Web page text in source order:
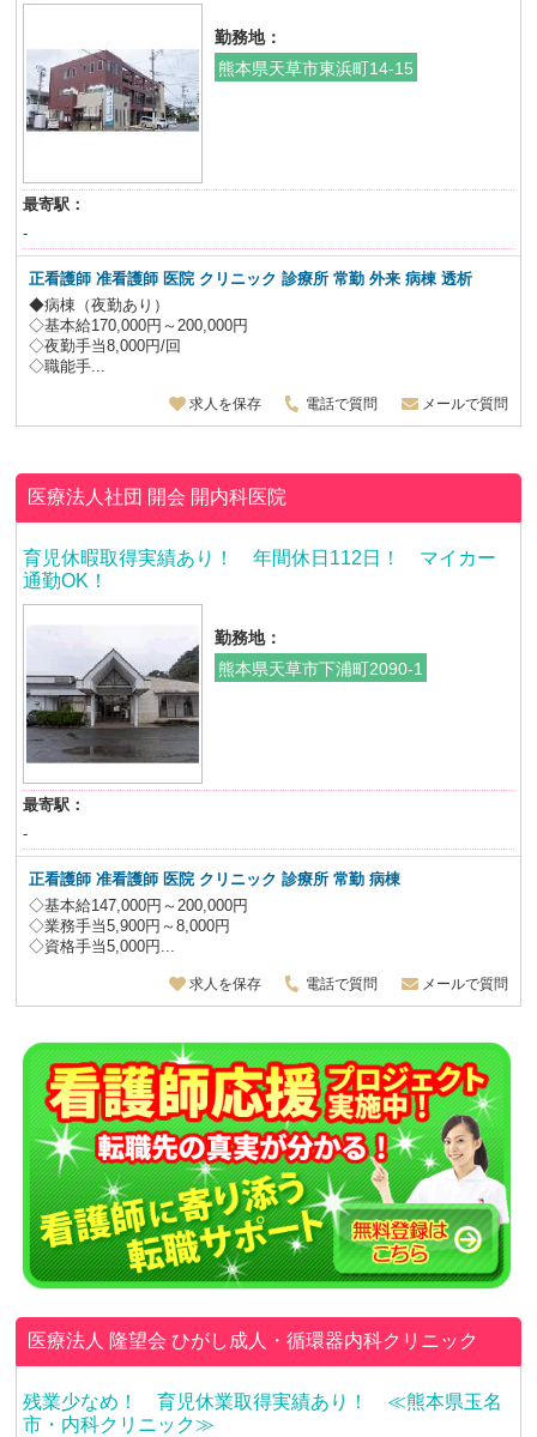
勤務地：
熊本県天草市東浜町14-15
最寄駅：
-
正看護師 准看護師 医院 クリニック 診療所 常勤 外来 病棟 透析
◆病棟（夜勤あり）
◇基本給170,000円～200,000円
◇夜勤手当8,000円/回
◇職能手...
求人を保存 電話で質問 メールで質問
医療法人社団 開会 開内科医院
育児休暇取得実績あり！ 年間休日112日！ マイカー
通勤OK！
勤務地：
熊本県天草市下浦町2090-1
最寄駅：
-
正看護師 准看護師 医院 クリニック 診療所 常勤 病棟
◇基本給147,000円～200,000円
◇業務手当5,900円～8,000円
◇資格手当5,000円...
求人を保存 電話で質問 メールで質問
医療法人 隆望会 ひがし成人・循環器内科クリニック
残業少なめ！ 育児休業取得実績あり！ ≪熊本県玉名
市・内科クリニック≫